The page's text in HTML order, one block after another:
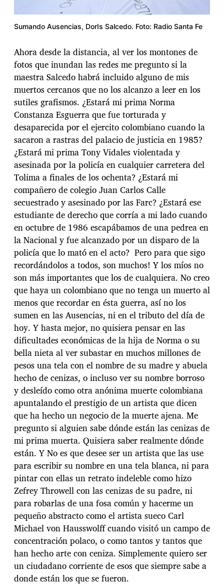
Sumando Ausencias, DorIs Salcedo. Foto: Radio Santa Fe
Ahora desde la distancia, al ver los montones de
fotos que inundan las redes me pregunto si la
maestra Salcedo habrá incluido alguno de mis
muertos cercanos que no los alcanzo a leer en los
sutiles grafismos. ¿Estará mi prima Norma
Constanza Esguerra que fue torturada y
desaparecida por el ejercito colombiano cuando la
sacaron a rastras del palacio de justicia en 1985?
¿Estará mi prima Tony Vidales violentada y
asesinada por la policía en cualquier carretera del
Tolima a finales de los ochenta? ¿Estará mi
compañero de colegio Juan Carlos Calle
secuestrado y asesinado por las Farc? ¿Estará ese
estudiante de derecho que corría a mi lado cuando
en octubre de 1986 escapábamos de una pedrea en
la Nacional y fue alcanzado por un disparo de la
policía que lo mató en el acto? Pero para que sigo
recordándolos a todos, son muchos! Y los míos no
son más importantes que los de cualquiera. No creo
que haya un colombiano que no tenga un muerto al
menos que recordar en ésta guerra, así no los
sumen en las Ausencias, ni en el tributo del día de
hoy. Y hasta mejor, no quisiera pensar en las
dificultades económicas de la hija de Norma o su
bella nieta al ver subastar en muchos millones de
pesos una tela con el nombre de su madre y abuela
hecho de cenizas, o incluso ver su nombre borroso
y desleído como otra anónima muerte colombiana
apuntalando el prestigio de un artista que dicen
que ha hecho un negocio de la muerte ajena. Me
pregunto si alguien sabe dónde están las cenizas de
mi prima muerta. Quisiera saber realmente dónde
están. Y No es que desee ser un artista que las use
para escribir su nombre en una tela blanca, ni para
pintar con ellas un retrato indeleble como hizo
Zefrey Throwell con las cenizas de su padre, ni
para robarlas de una fosa común y hacerme un
pequeño abstracto como el artista sueco Carl
Michael von Hausswolff cuando visitó un campo de
concentración polaco, o como tantos y tantos que
han hecho arte con ceniza. Simplemente quiero ser
un ciudadano corriente de esos que siempre sabe a
donde están los que se fueron.